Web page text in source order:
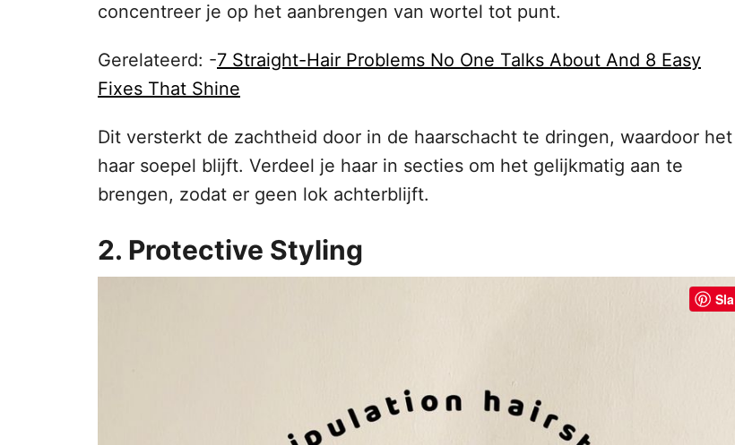
concentreer je op het aanbrengen van wortel tot punt.
Gerelateerd: -7 Straight-Hair Problems No One Talks About And 8 Easy
Fixes That Shine
Dit versterkt de zachtheid door in de haarschacht te dringen, waardoor het
haar soepel blijft. Verdeel je haar in secties om het gelijkmatig aan te
brengen, zodat er geen lok achterblijft.
2. Protective Styling
Sla